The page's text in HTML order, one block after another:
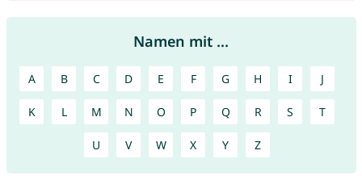
Namen mit ...
A B C D E F G H I J
K L M N O P Q R S T
U V W X Y Z